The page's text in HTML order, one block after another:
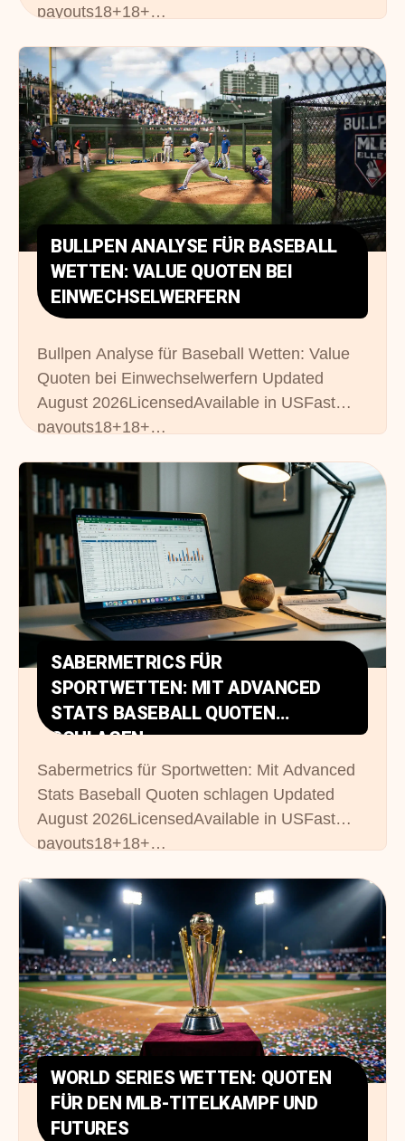
payouts18+18+…
BULLPEN ANALYSE FÜR BASEBALL
WETTEN: VALUE QUOTEN BEI
EINWECHSELWERFERN
Bullpen Analyse für Baseball Wetten: Value
Quoten bei Einwechselwerfern Updated
August 2026LicensedAvailable in USFast
payouts18+18+…
SABERMETRICS FÜR
SPORTWETTEN: MIT ADVANCED
STATS BASEBALL QUOTEN
SCHLAGEN
Sabermetrics für Sportwetten: Mit Advanced
Stats Baseball Quoten schlagen Updated
August 2026LicensedAvailable in USFast
payouts18+18+…
WORLD SERIES WETTEN: QUOTEN
FÜR DEN MLB-TITELKAMPF UND
FUTURES